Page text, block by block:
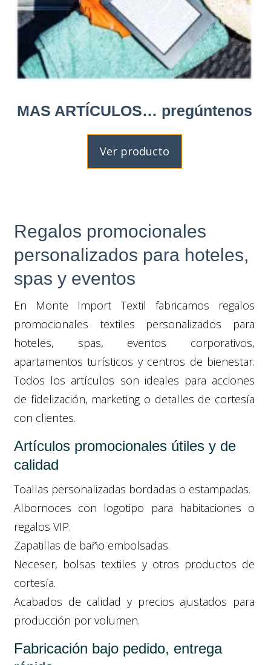
MAS ARTÍCULOS… pregúntenos
Ver producto
Regalos promocionales
personalizados para hoteles,
spas y eventos
En Monte Import Textil fabricamos regalos
promocionales textiles personalizados para
hoteles, spas, eventos corporativos,
apartamentos turísticos y centros de bienestar.
Todos los artículos son ideales para acciones
de fidelización, marketing o detalles de cortesía
con clientes.
Artículos promocionales útiles y de
calidad
Toallas personalizadas bordadas o estampadas.
Albornoces con logotipo para habitaciones o
regalos VIP.
Zapatillas de baño embolsadas.
Neceser, bolsas textiles y otros productos de
cortesía.
Acabados de calidad y precios ajustados para
producción por volumen.
Fabricación bajo pedido, entrega